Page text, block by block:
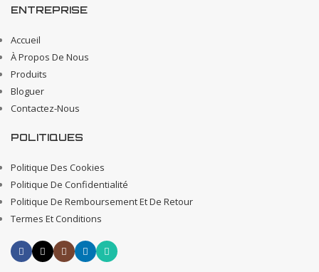
ENTREPRISE
Accueil
À Propos De Nous
Produits
Bloguer
Contactez-Nous
POLITIQUES
Politique Des Cookies
Politique De Confidentialité
Politique De Remboursement Et De Retour
Termes Et Conditions